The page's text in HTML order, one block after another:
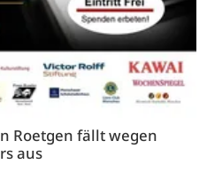
Roetgen fällt wegen
aus